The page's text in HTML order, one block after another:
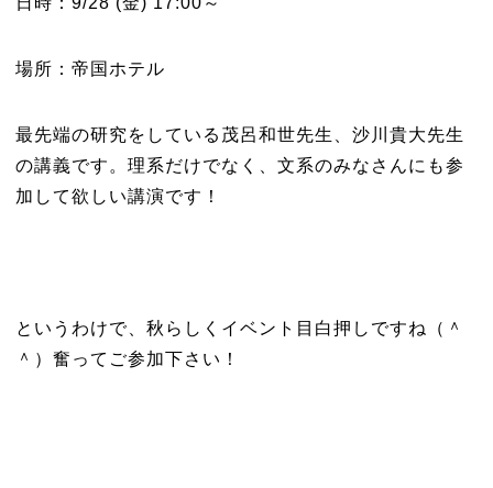
場所：帝国ホテル
最先端の研究をしている茂呂和世先生、沙川貴大先生
の講義です。理系だけでなく、文系のみなさんにも参
加して欲しい講演です！
というわけで、秋らしくイベント目白押しですね（＾
＾）奮ってご参加下さい！